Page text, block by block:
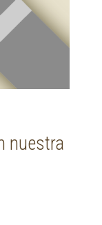
nuestra